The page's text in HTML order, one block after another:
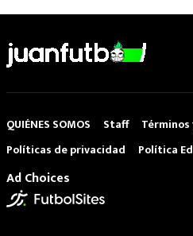
QUIÉNES SOMOS Staff
Políticas de privacidad
Política
Ad Choices